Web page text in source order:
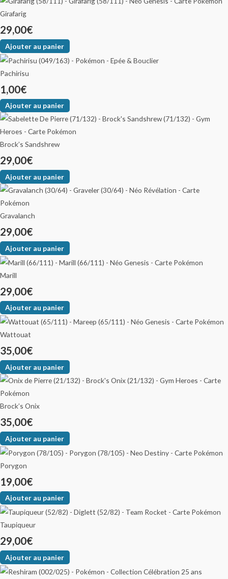
Girafarig
29,00€
Ajouter au panier
Pachirisu
1,00€
Ajouter au panier
Brock’s Sandshrew
29,00€
Ajouter au panier
Gravalanch
29,00€
Ajouter au panier
Marill
29,00€
Ajouter au panier
Wattouat
35,00€
Ajouter au panier
Brock’s Onix
35,00€
Ajouter au panier
Porygon
19,00€
Ajouter au panier
Taupiqueur
29,00€
Ajouter au panier